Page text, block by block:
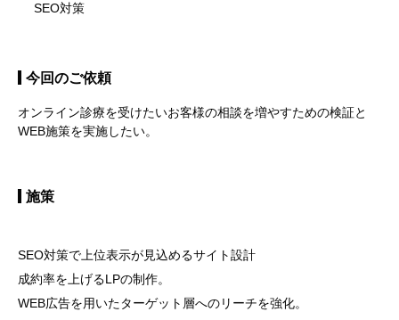
SEO対策
今回のご依頼
オンライン診療を受けたいお客様の相談を増やすための検証と
WEB施策を実施したい。
施策
SEO対策で上位表示が見込めるサイト設計
成約率を上げるLPの制作。
WEB広告を用いたターゲット層へのリーチを強化。